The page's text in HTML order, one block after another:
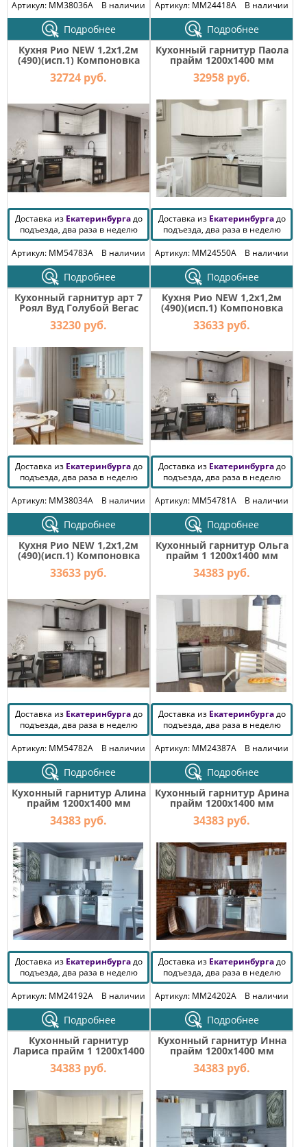
Артикул: MM38036A В наличии
Подробнее
Артикул: MM24418A В наличии
Подробнее
Кухня Рио NEW 1,2х1,2м
(490)(исп.1) Компоновка
№6 Дуб Крафт Белый,
Графит
32724 руб.
Доставка из Екатеринбургадо
подъезда, два раза в неделю
Артикул: MM54783A
В наличии
Подробнее
Кухонный гарнитур Паола
прайм 1200х1400 мм
32958 руб.
Доставка из Екатеринбургадо
подъезда, два раза в неделю
Артикул: MM24550A
В наличии
Подробнее
Кухонный гарнитур арт 7
Роял Вуд Голубой Вегас
2000 мм
33230 руб.
Доставка из Екатеринбургадо
подъезда, два раза в неделю
Артикул: MM38034A
В наличии
Подробнее
Кухня Рио NEW 1,2х1,2м
(490)(исп.1) Компоновка
№6 Бетон светлый/ Бетон
темный, Дуб Крафт
33633 руб.
Доставка из Екатеринбургадо
подъезда, два раза в неделю
Артикул: MM54781A
В наличии
Подробнее
Кухня Рио NEW 1,2х1,2м
(490)(исп.1) Компоновка
№6 Бетон светлый/ Бетон
темный, Графит
33633 руб.
Доставка из Екатеринбургадо
подъезда, два раза в неделю
Артикул: MM54782A
В наличии
Подробнее
Кухонный гарнитур Ольга
прайм 1 1200х1400 мм
34383 руб.
Доставка из Екатеринбургадо
подъезда, два раза в неделю
Артикул: MM24387A
В наличии
Подробнее
Кухонный гарнитур Алина
прайм 1200х1400 мм
34383 руб.
Доставка из Екатеринбургадо
подъезда, два раза в неделю
Артикул: MM24192A
В наличии
Подробнее
Кухонный гарнитур Арина
прайм 1200х1400 мм
34383 руб.
Доставка из Екатеринбургадо
подъезда, два раза в неделю
Артикул: MM24202A
В наличии
Подробнее
Кухонный гарнитур
Лариса прайм 1 1200х1400
мм
34383 руб.
Кухонный гарнитур Инна
прайм 1200х1400 мм
34383 руб.